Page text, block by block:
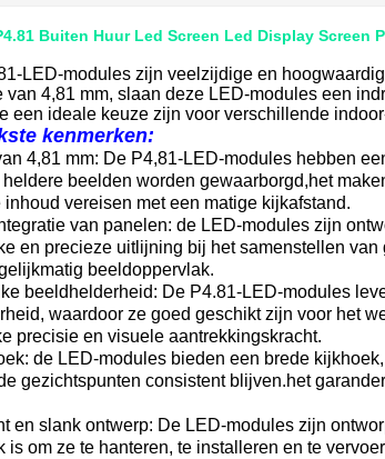
Buiten Huur Led Screen Led Display Screen
LED-modules zijn veelzijdige en
van 4,81 mm, slaan deze LED-modules een
een ideale keuze zijn voor verschillende
kenmerken:
4,81 mm: De P4,81-LED-modules hebben
beelden worden gewaarborgd,het
inhoud vereisen met een matige kijkafstand.
van panelen: de LED-modules zijn
en precieze uitlijning bij het samenstellen
beeldoppervlak.
beeldhelderheid: De P4.81-LED-modules
waardoor ze goed geschikt zijn voor het
precisie en visuele aantrekkingskracht.
de LED-modules bieden een brede
gezichtspunten consistent blijven.het
en slank ontwerp: De LED-modules zijn
is om ze te hanteren, te installeren en te